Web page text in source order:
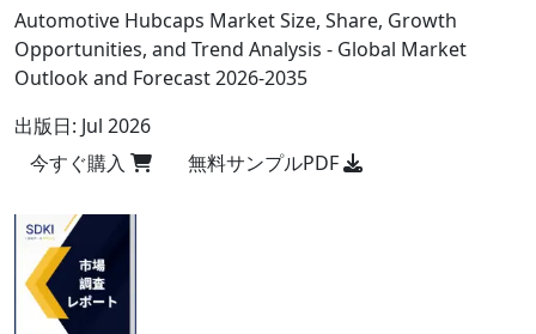
Automotive Hubcaps Market Size, Share, Growth
Opportunities, and Trend Analysis - Global Market
Outlook and Forecast 2026-2035
出版日: Jul 2026
今すぐ購入
無料サンプルPDF